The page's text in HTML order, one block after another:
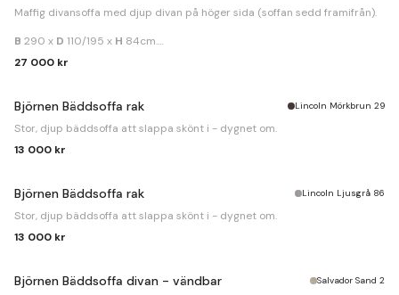
Maffig divansoffa med djup divan på höger sida (soffan sedd framifrån).
B 290 x D 110/195 x H 84cm.
27 000 kr
Björnen Bäddsoffa rak Lincoln Mörkbrun 29
Stor, djup bäddsoffa att slappa skönt i - dygnet om.
13 000 kr
Björnen Bäddsoffa rak Lincoln Ljusgrå 86
Stor, djup bäddsoffa att slappa skönt i - dygnet om.
13 000 kr
Björnen Bäddsoffa divan - vändbar Salvador Sand 2